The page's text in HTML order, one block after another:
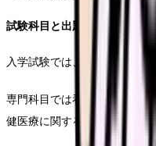
試験科目と出題傾向
入学試験では、専門科目、小
専門科目では看護師国家試験
健医療に関する時事問題や課